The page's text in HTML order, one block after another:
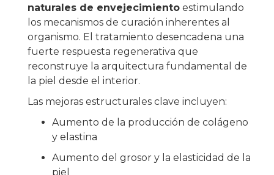
naturales de envejecimiento estimulando
los mecanismos de curación inherentes al
organismo. El tratamiento desencadena una
fuerte respuesta regenerativa que
reconstruye la arquitectura fundamental de
la piel desde el interior.
Las mejoras estructurales clave incluyen:
Aumento de la producción de colágeno
y elastina
Aumento del grosor y la elasticidad de la
piel